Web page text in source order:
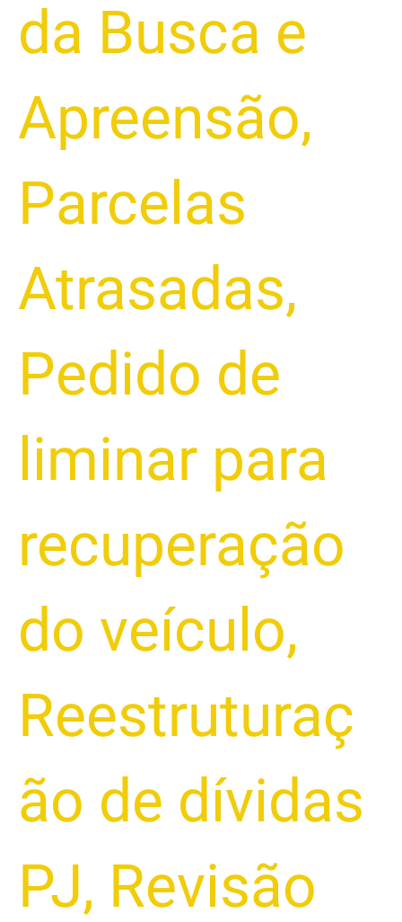
da Busca e
Apreensão,
Parcelas
Atrasadas,
Pedido de
liminar para
recuperação
do veículo,
Reestruturaç
ão de dívidas
PJ, Revisão